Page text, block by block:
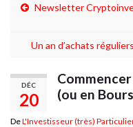
Newsletter
Un an d’achats
DÉC
20
(ou en
DeL'Investisseur (très)